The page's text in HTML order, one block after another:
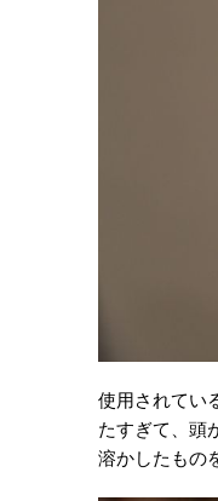
使用されてい
たすぎて、頭
溶かしたもの